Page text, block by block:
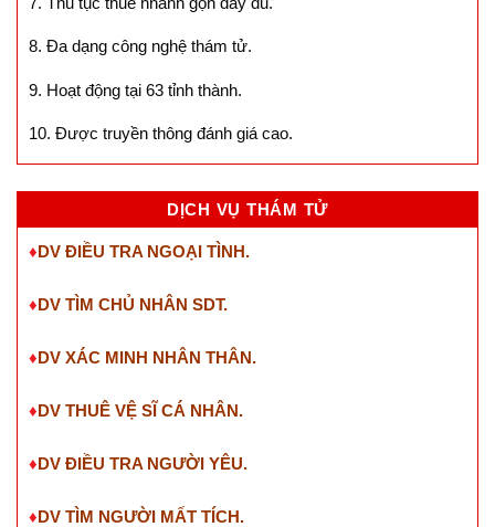
2. Công ty thám tử uy tín lâu đời.
3. Quyền lợi khách hàng là số 1
4. Giá thuê thám tử rẻ hợp lý.
5. Đội ngũ thám tử chuyên nghiệp.
6. Tư vấn nhiệt tình miễn phí 24/7.
7. Thủ tục thuê nhanh gọn đầy đủ.
10. Được truyền thông đánh giá cao.